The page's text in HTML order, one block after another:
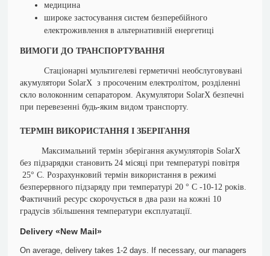
медицина
широке застосування систем безперебійного
електроживлення в альтернативній енергетиці
ВИМОГИ ДО ТРАНСПОРТУВАННЯ
Стаціонарні мультигелеві герметичні необслуговувані
акумулятори SolarX з просоченим електролітом, розділенні
скло волоконним сепаратором. Акумулятори SolarX безпечні
при перевезенні будь-яким видом транспорту.
ТЕРМІН ВИКОРИСТАННЯ І ЗБЕРІГАННЯ
Максимальний термін зберігання акумуляторів SolarX
без підзарядки становить 24 місяці при температурі повітря
25° С. Розрахунковий термін використання в режимі
безперервного підзаряду при температурі 20 ° С -10-12 років.
Фактичний ресурс скорочується в два рази на кожні 10
градусів збільшення температури експлуатації.
Delivery «New Mail»
On average, delivery takes 1-2 days. If necessary, our managers